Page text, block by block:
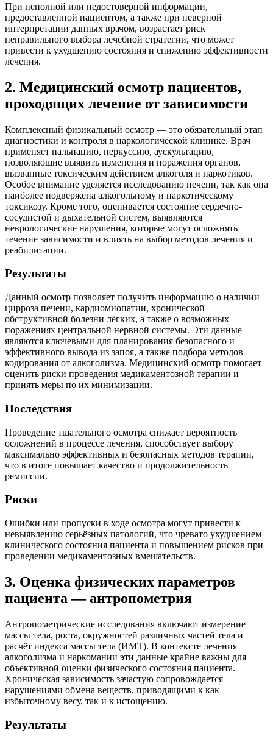
При неполной или недостоверной информации,
предоставленной пациентом, а также при неверной
интерпретации данных врачом, возрастает риск
неправильного выбора лечебной стратегии, что может
привести к ухудшению состояния и снижению эффективности
лечения.
2. Медицинский осмотр пациентов,
проходящих лечение от зависимости
Комплексный физикальный осмотр — это обязательный этап
диагностики и контроля в наркологической клинике. Врач
применяет пальпацию, перкуссию, аускультацию,
позволяющие выявить изменения и поражения органов,
вызванные токсическим действием алкоголя и наркотиков.
Особое внимание уделяется исследованию печени, так как она
наиболее подвержена алкогольному и наркотическому
токсикозу. Кроме того, оценивается состояние сердечно-
сосудистой и дыхательной систем, выявляются
неврологические нарушения, которые могут осложнять
течение зависимости и влиять на выбор методов лечения и
реабилитации.
Результаты
Данный осмотр позволяет получить информацию о наличии
цирроза печени, кардиомиопатии, хронической
обструктивной болезни лёгких, а также о возможных
поражениях центральной нервной системы. Эти данные
являются ключевыми для планирования безопасного и
эффективного вывода из запоя, а также подбора методов
кодирования от алкоголизма. Медицинский осмотр помогает
оценить риски проведения медикаментозной терапии и
принять меры по их минимизации.
Последствия
Проведение тщательного осмотра снижает вероятность
осложнений в процессе лечения, способствует выбору
максимально эффективных и безопасных методов терапии,
что в итоге повышает качество и продолжительность
ремиссии.
Риски
Ошибки или пропуски в ходе осмотра могут привести к
невыявлению серьёзных патологий, что чревато ухудшением
клинического состояния пациента и повышением рисков при
проведении медикаментозных вмешательств.
3. Оценка физических параметров
пациента — антропометрия
Антропометрические исследования включают измерение
массы тела, роста, окружностей различных частей тела и
расчёт индекса массы тела (ИМТ). В контексте лечения
алкоголизма и наркомании эти данные крайне важны для
объективной оценки физического состояния пациента.
Хроническая зависимость зачастую сопровождается
нарушениями обмена веществ, приводящими к как
избыточному весу, так и к истощению.
Результаты